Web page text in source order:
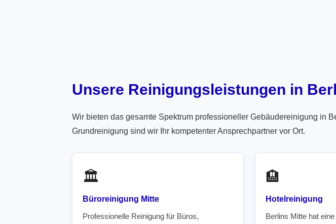
Unsere Reinigungsleistungen in
Wir bieten das gesamte Spektrum professioneller Gebäudereinigung in
Grundreinigung sind wir Ihr kompetenter Ansprechpartner vor Ort.
🏛️
Büroreinigung Mitte
Professionelle Reinigung für Büros,
🏨
Hotelreinigung
Berlins Mitte hat